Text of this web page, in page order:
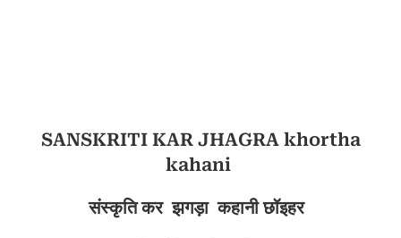
SANSKRITI KAR JHAGRA khortha
kahani
संस्कृति कर झगड़ा कहानी छॉइहर